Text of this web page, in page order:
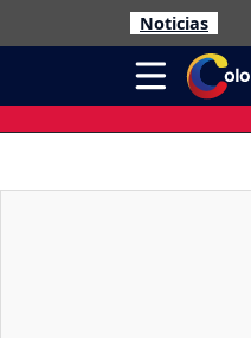
Noticias